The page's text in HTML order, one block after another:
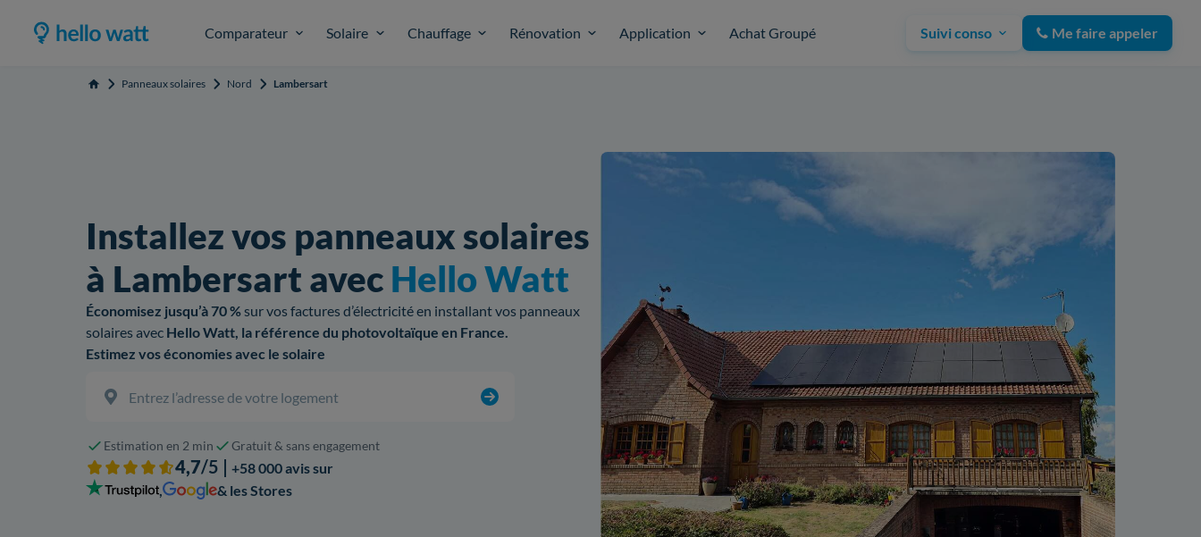
Comparateur Solaire Chauffage Rénovation Application Achat Groupé Suivi conso Me faire appeler
Accueil Panneaux solaires Nord Lambersart
Installez vos panneaux solaires
à Lambersart avec Hello Watt
Économisez jusqu’à 70 %sur vos factures d’électricité en installant vos panneaux
solaires avec Hello Watt, la référence du photovoltaïque en France.
Estimez vos économies avec le solaire
Estimation en 2 min Gratuit & sans engagement
4,7/5 | +58 000 avis sur
,
& les Stores